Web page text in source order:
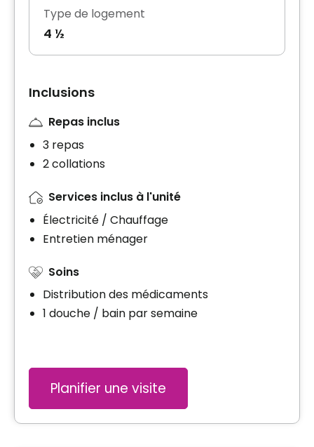
Type de logement
4 ½
Inclusions
Repas inclus
3 repas
2 collations
Services inclus à l'unité
Électricité / Chauffage
Entretien ménager
Soins
Distribution des médicaments
1 douche / bain par semaine
Planifier une visite